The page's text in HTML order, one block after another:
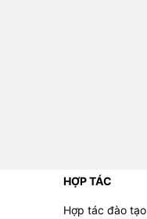
HỢP TÁC
Hợp tác đào tạo